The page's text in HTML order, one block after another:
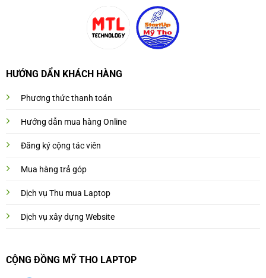
HƯỚNG DẨN KHÁCH HÀNG
Phương thức thanh toán
Hướng dẫn mua hàng Online
Đăng ký cộng tác viên
Mua hàng trả góp
Dịch vụ Thu mua Laptop
Dịch vụ xây dựng Website
CỘNG ĐỒNG MỸ THO LAPTOP